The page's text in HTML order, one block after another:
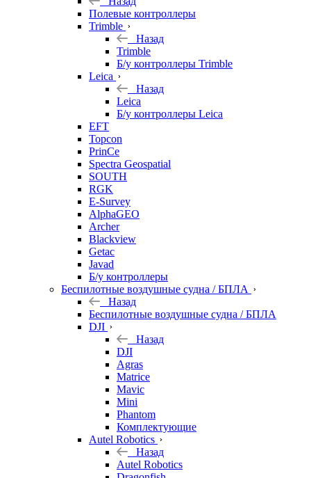
Полевые контроллеры
Trimble
Назад
Trimble
Б/у контроллеры Trimble
Leica
Назад
Leica
Б/у контроллеры Leica
EFT
Topcon
PrinCe
Spectra Geospatial
SOUTH
RGK
E-Survey
AlphaGEO
Archer
Blackview
Getac
Javad
Б/у контроллеры
Беспилотные воздушные судна / БПЛА
Назад
Беспилотные воздушные судна / БПЛА
DJI
Назад
DJI
Agras
Matrice
Mavic
Mini
Phantom
Комплектующие
Autel Robotics
Назад
Autel Robotics